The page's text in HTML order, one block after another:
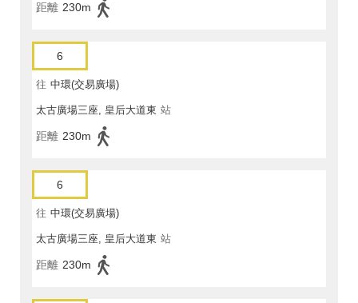
距離 230m
6
往 中環(交易廣場)
太古廣場三座, 皇后大道東 站
距離 230m
6
往 中環(交易廣場)
太古廣場三座, 皇后大道東 站
距離 230m